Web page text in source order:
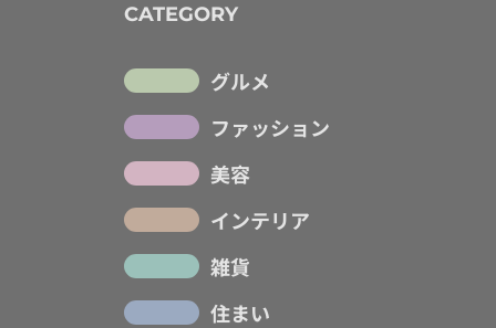
CATEGORY
グルメ
ファッション
美容
インテリア
雑貨
住まい